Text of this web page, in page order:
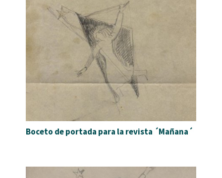
Boceto de portada para la revista ´Mañana´